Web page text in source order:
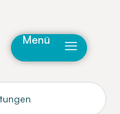
Menü